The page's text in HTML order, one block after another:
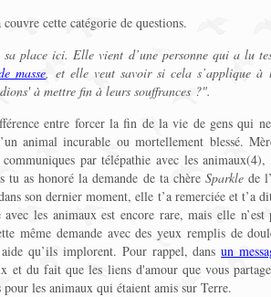
cette catégorie de questions.
sa place ici. Elle vient d’une personne qui a lu
masse, et elle veut savoir si cela s’applique à
à mettre fin à leurs souffrances ?".
entre forcer la fin de la vie de gens qui
animal incurable ou mortellement blessé.
par télépathie avec les
tu as honoré la demande de ta chèreSparkle de
son dernier moment, elle t’a remerciée et t’a
avec les animaux est encore rare, mais elle
même demande avec des yeux remplis de
qu’ils implorent. Pour rappel, dansun
et du fait que les liens d'amour que vous
pour les animaux qui étaient amis sur Terre.